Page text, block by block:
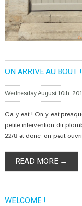
ON ARRIVE AU BOUT !
Wednesday August 10th,
Ca y est ! On y est
petite intervention du
22/8 et donc, on peut
READ MORE →
WELCOME !